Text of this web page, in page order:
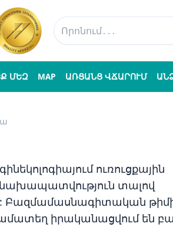
ՄԵԶ MAP ԱՌՑԱՆՑ ՎՃԱՐՈՒՄ
ուռուցքային
նախապատվություն տալով
Բազմամասնագիտական
իրականացվում են